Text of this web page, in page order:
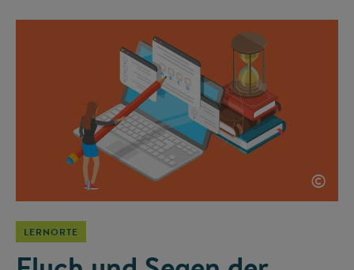
©
LERNORTE